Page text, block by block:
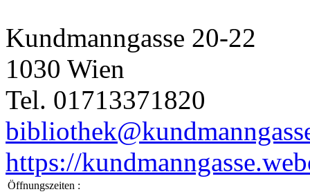
Kundmanngasse 20-22
1030 Wien
Tel. 01713371820
https://
Öffnungszeiten :